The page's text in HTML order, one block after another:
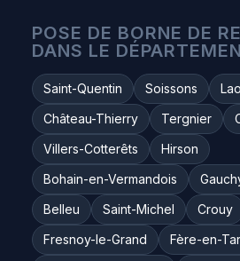
POSE DE BORNE DE
DANS LE
Saint-Quentin Soissons
Château-Thierry
Tergnier
Villers-Cotterêts
Hirson
Bohain-en-Vermandois
Belleu
Saint-Michel
Crouy
Fresnoy-le-Grand
Fère-en-